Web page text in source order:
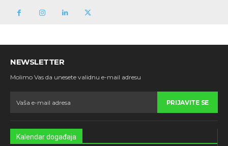
NEWSLETTER
Molimo Vas da unesete validnu e-mail adresu
PRIJAVITE SE
Kalendar događaja